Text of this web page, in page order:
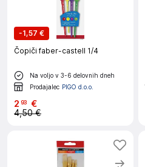
-1,57 €
Čopiči faber-castell 1/4
Na voljo v 3-6 delovnih dneh
Prodajalec PIGO d.o.o.
2 93 €
4,50 €